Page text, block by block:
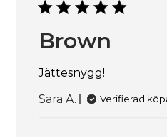
Brown
Jättesnygg!
Sara A.
Verifierad